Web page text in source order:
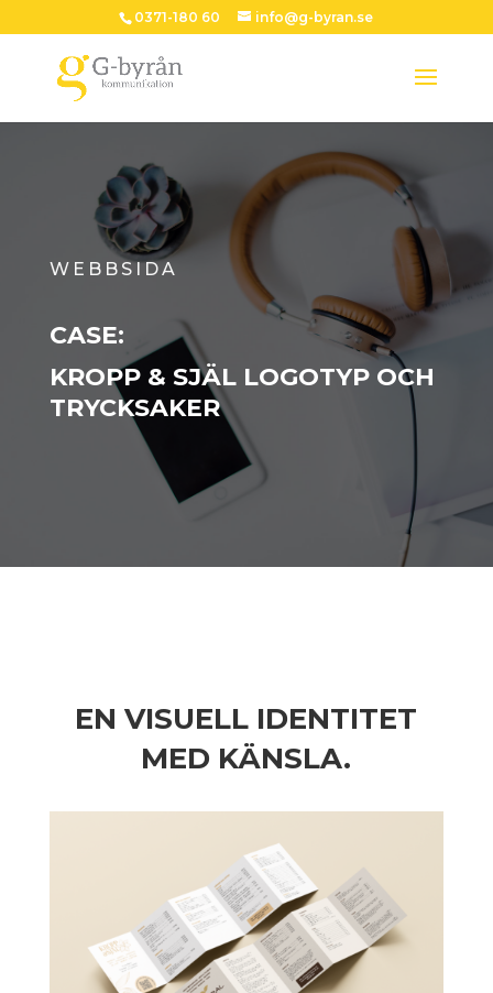
0371-180 60 info@g-byran.se
WEBBSIDA
CASE:
KROPP & SJÄL LOGOTYP OCH
TRYCKSAKER
EN VISUELL IDENTITET
MED KÄNSLA.